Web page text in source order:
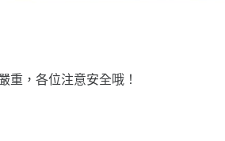
重，各位注意安全哦！